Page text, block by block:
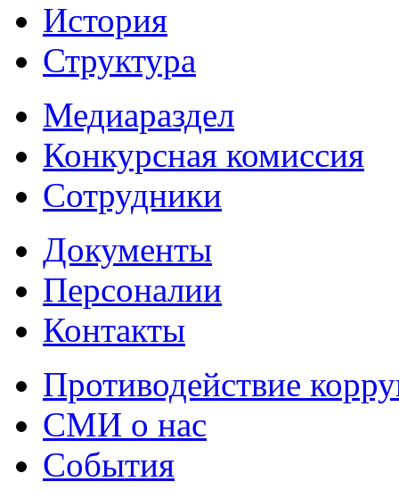
История
Структура
Медиараздел
Конкурсная комиссия
Сотрудники
Документы
Персоналии
Контакты
Противодействие
СМИ о нас
События